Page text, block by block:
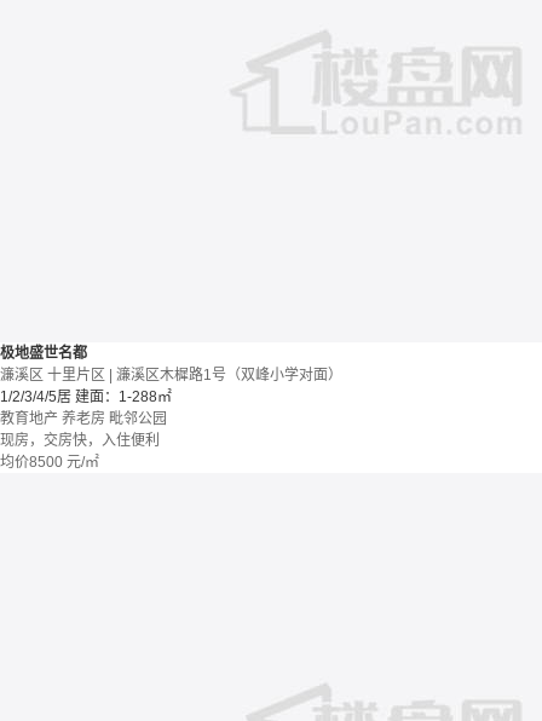
极地盛世名都
濂溪区 十里片区 | 濂溪区木樨路1号（双峰小学对面）
1/2/3/4/5居 建面：1-288㎡
教育地产 养老房 毗邻公园
现房，交房快，入住便利
均价8500 元/㎡